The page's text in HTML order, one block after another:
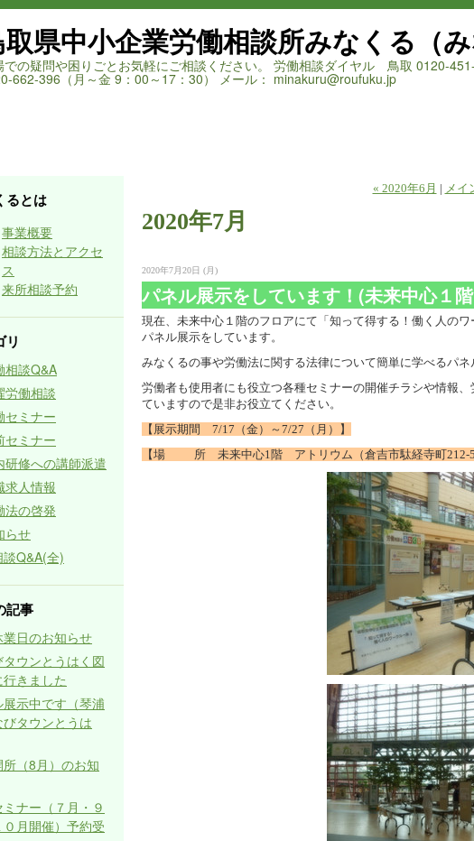
県中小企業労働相談所みなくる（み
での疑問や困りごとお気軽にご相談ください。 労働相談ダイヤル 鳥取 0120-
662-396（月～金 9：00～17：30） メール： minakuru@roufuku.jp
るとは
事業概要
相談方法とアクセ
ス
来所相談予約
リ
相談Q&A
労働相談
セミナー
セミナー
研修への講師派遣
求人情報
法の啓発
らせ
Q&A(全)
記事
業日のお知らせ
タウンとうはく図
きました
示中です（琴浦
タウンとうは
（8月）のお知
ナー（７月・９
０月開催）予約受
« 2020年6月 | メイ
2020年7月
2020年7月20日 (月)
パネル展示をしています！(未来中心１
現在、未来中心１階のフロアにて「知って得する！働く人の
パネル展示をしています。
みなくるの事や労働法に関する法律について簡単に学べるパネ
労働者も使用者にも役立つ各種セミナーの開催チラシや情報
ていますので是非お役立てください。
【展示期間 7/17（金）～7/27（月）】
【場 所 未来中心1階 アトリウム（倉吉市駄経寺町212-5